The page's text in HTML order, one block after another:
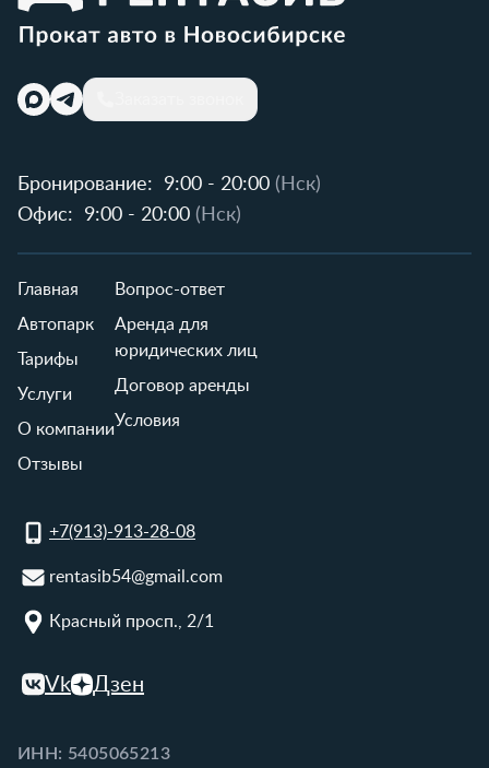
Бронирование: 9:00 - 20:00 (Нск)
Офис:
9:00 - 20:00 (Нск)
Главная
Автопарк
Тарифы
Услуги
О компании
Отзывы
Вопрос-ответ
Аренда для
юридических лиц
Договор аренды
Условия
+7(913)-913-28-08
rentasib54@gmail.com
Красный просп., 2/1
Vk Дзен
ИНН: 5405065213